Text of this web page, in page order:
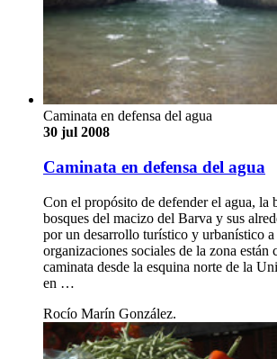
Caminata en defensa del agua
30 jul 2008
Caminata en defensa del agua
Con el propósito de defender el agua, la
bosques del macizo del Barva y sus
por un desarrollo turístico y urbanístico a
organizaciones sociales de la zona están
caminata desde la esquina norte de la
en …
Rocío Marín González.